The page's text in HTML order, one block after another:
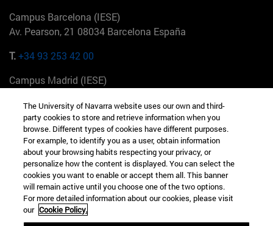
Campus Barcelona (IESE)
Av. Pearson, 21 08034 Barcelona España
T.+34 93 253 42 00
Campus Madrid (IESE)
+34 912 11 30 00
Campus Nueva York (IESE)
165 W 57th St 10019-2201 Nueva York EE.UU
+1 646 346 8850
Campus Munich (IESE)
Maria-Theresia-Straße 15 81675 Múnich Alemania
The University of Navarra website uses our own and third-
party cookies to store and retrieve information when you
browse. Different types of cookies have different purposes.
For example, to identify you as a user, obtain information
about your browsing habits respecting your privacy, or
personalize how the content is displayed. You can select the
cookies you want to enable or accept them all. This banner
will remain active until you choose one of the two options.
For more detailed information about our cookies, please visit
our Cookie Policy.